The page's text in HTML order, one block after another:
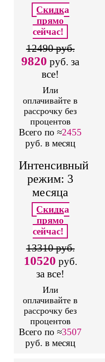
Скидка
прямо
сейчас!
12490 руб.
9820 руб. за
все!
Или
оплачивайте в
рассрочку без
процентов
Всего по ≈2455
руб. в месяц
Интенсивный
режим: 3
месяца
Скидка
прямо
сейчас!
13310 руб.
10520 руб.
за все!
Или
оплачивайте в
рассрочку без
процентов
Всего по ≈3507
руб. в месяц